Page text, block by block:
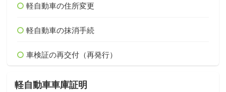
軽自動車の住所変更
軽自動車の抹消手続
車検証の再交付（再発行）
軽自動車車庫証明